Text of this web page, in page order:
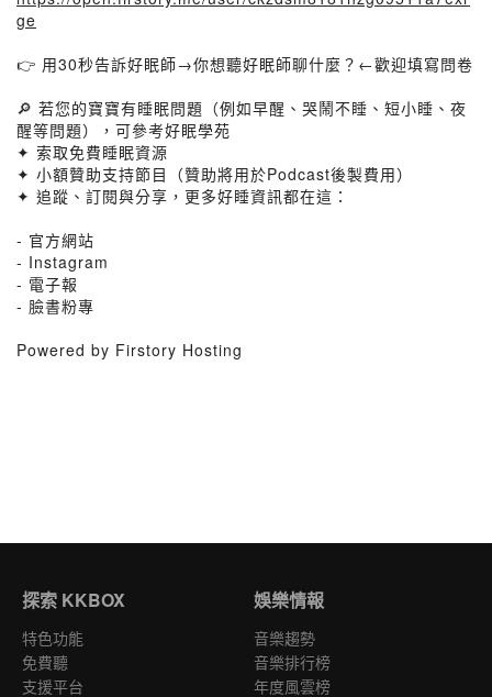
ge
👉 用30秒告訴好眠師→你想聽好眠師聊什麼？←歡迎填寫問卷
🔎 若您的寶寶有睡眠問題（例如早醒、哭鬧不睡、短小睡、夜
醒等問題），可參考好眠學苑
✦ 索取免費睡眠資源
✦ 小額贊助支持節目（贊助將用於Podcast後製費用）
✦ 追蹤、訂閱與分享，更多好睡資訊都在這：
- 官方網站
- Instagram
- 電子報
- 臉書粉專
Powered by Firstory Hosting
探索 KKBOX
特色功能
免費聽
支援平台
娛樂情報
音樂趨勢
音樂排行榜
年度風雲榜